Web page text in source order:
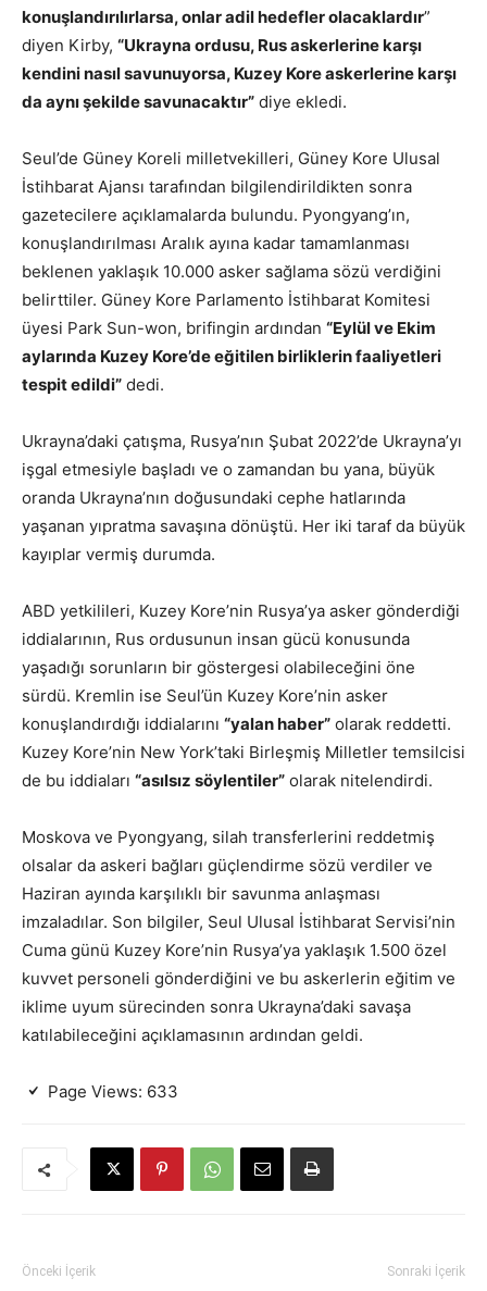
konuşlandırılırlarsa, onlar adil hedefler olacaklardır”
diyen Kirby, “Ukrayna ordusu, Rus askerlerine karşı
kendini nasıl savunuyorsa, Kuzey Kore askerlerine karşı
da aynı şekilde savunacaktır” diye ekledi.
Seul’de Güney Koreli milletvekilleri, Güney Kore Ulusal
İstihbarat Ajansı tarafından bilgilendirildikten sonra
gazetecilere açıklamalarda bulundu. Pyongyang’ın,
konuşlandırılması Aralık ayına kadar tamamlanması
beklenen yaklaşık 10.000 asker sağlama sözü verdiğini
belirttiler. Güney Kore Parlamento İstihbarat Komitesi
üyesi Park Sun-won, brifingin ardından “Eylül ve Ekim
aylarında Kuzey Kore’de eğitilen birliklerin faaliyetleri
tespit edildi” dedi.
Ukrayna’daki çatışma, Rusya’nın Şubat 2022’de Ukrayna’yı
işgal etmesiyle başladı ve o zamandan bu yana, büyük
oranda Ukrayna’nın doğusundaki cephe hatlarında
yaşanan yıpratma savaşına dönüştü. Her iki taraf da büyük
kayıplar vermiş durumda.
ABD yetkilileri, Kuzey Kore’nin Rusya’ya asker gönderdiği
iddialarının, Rus ordusunun insan gücü konusunda
yaşadığı sorunların bir göstergesi olabileceğini öne
sürdü. Kremlin ise Seul’ün Kuzey Kore’nin asker
konuşlandırdığı iddialarını “yalan haber” olarak reddetti.
Kuzey Kore’nin New York’taki Birleşmiş Milletler temsilcisi
de bu iddiaları “asılsız söylentiler” olarak nitelendirdi.
Moskova ve Pyongyang, silah transferlerini reddetmiş
olsalar da askeri bağları güçlendirme sözü verdiler ve
Haziran ayında karşılıklı bir savunma anlaşması
imzaladılar. Son bilgiler, Seul Ulusal İstihbarat Servisi’nin
Cuma günü Kuzey Kore’nin Rusya’ya yaklaşık 1.500 özel
kuvvet personeli gönderdiğini ve bu askerlerin eğitim ve
iklime uyum sürecinden sonra Ukrayna’daki savaşa
katılabileceğini açıklamasının ardından geldi.
Page Views: 633
Önceki İçerik Sonraki İçerik